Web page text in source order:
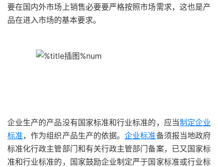
要在国内外市场上销售必要要严格按照市场需求，这也是产
品在进入市场的基本要求。
企业生产的产品没有国家标准和行业标准的，应当制定企业
标准，作为组织产品生产的依据。企业标准备须报当地政府
标准化行政主管部门和有关行政主管部门备案，已又国家标
准和行业标准的，国家鼓励企业制定严于国家标准或行业标